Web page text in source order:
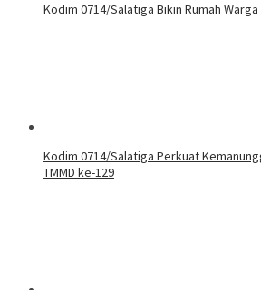
Kodim 0714/Salatiga Bikin Rumah
Kodim 0714/Salatiga Perkuat
TMMD ke-129